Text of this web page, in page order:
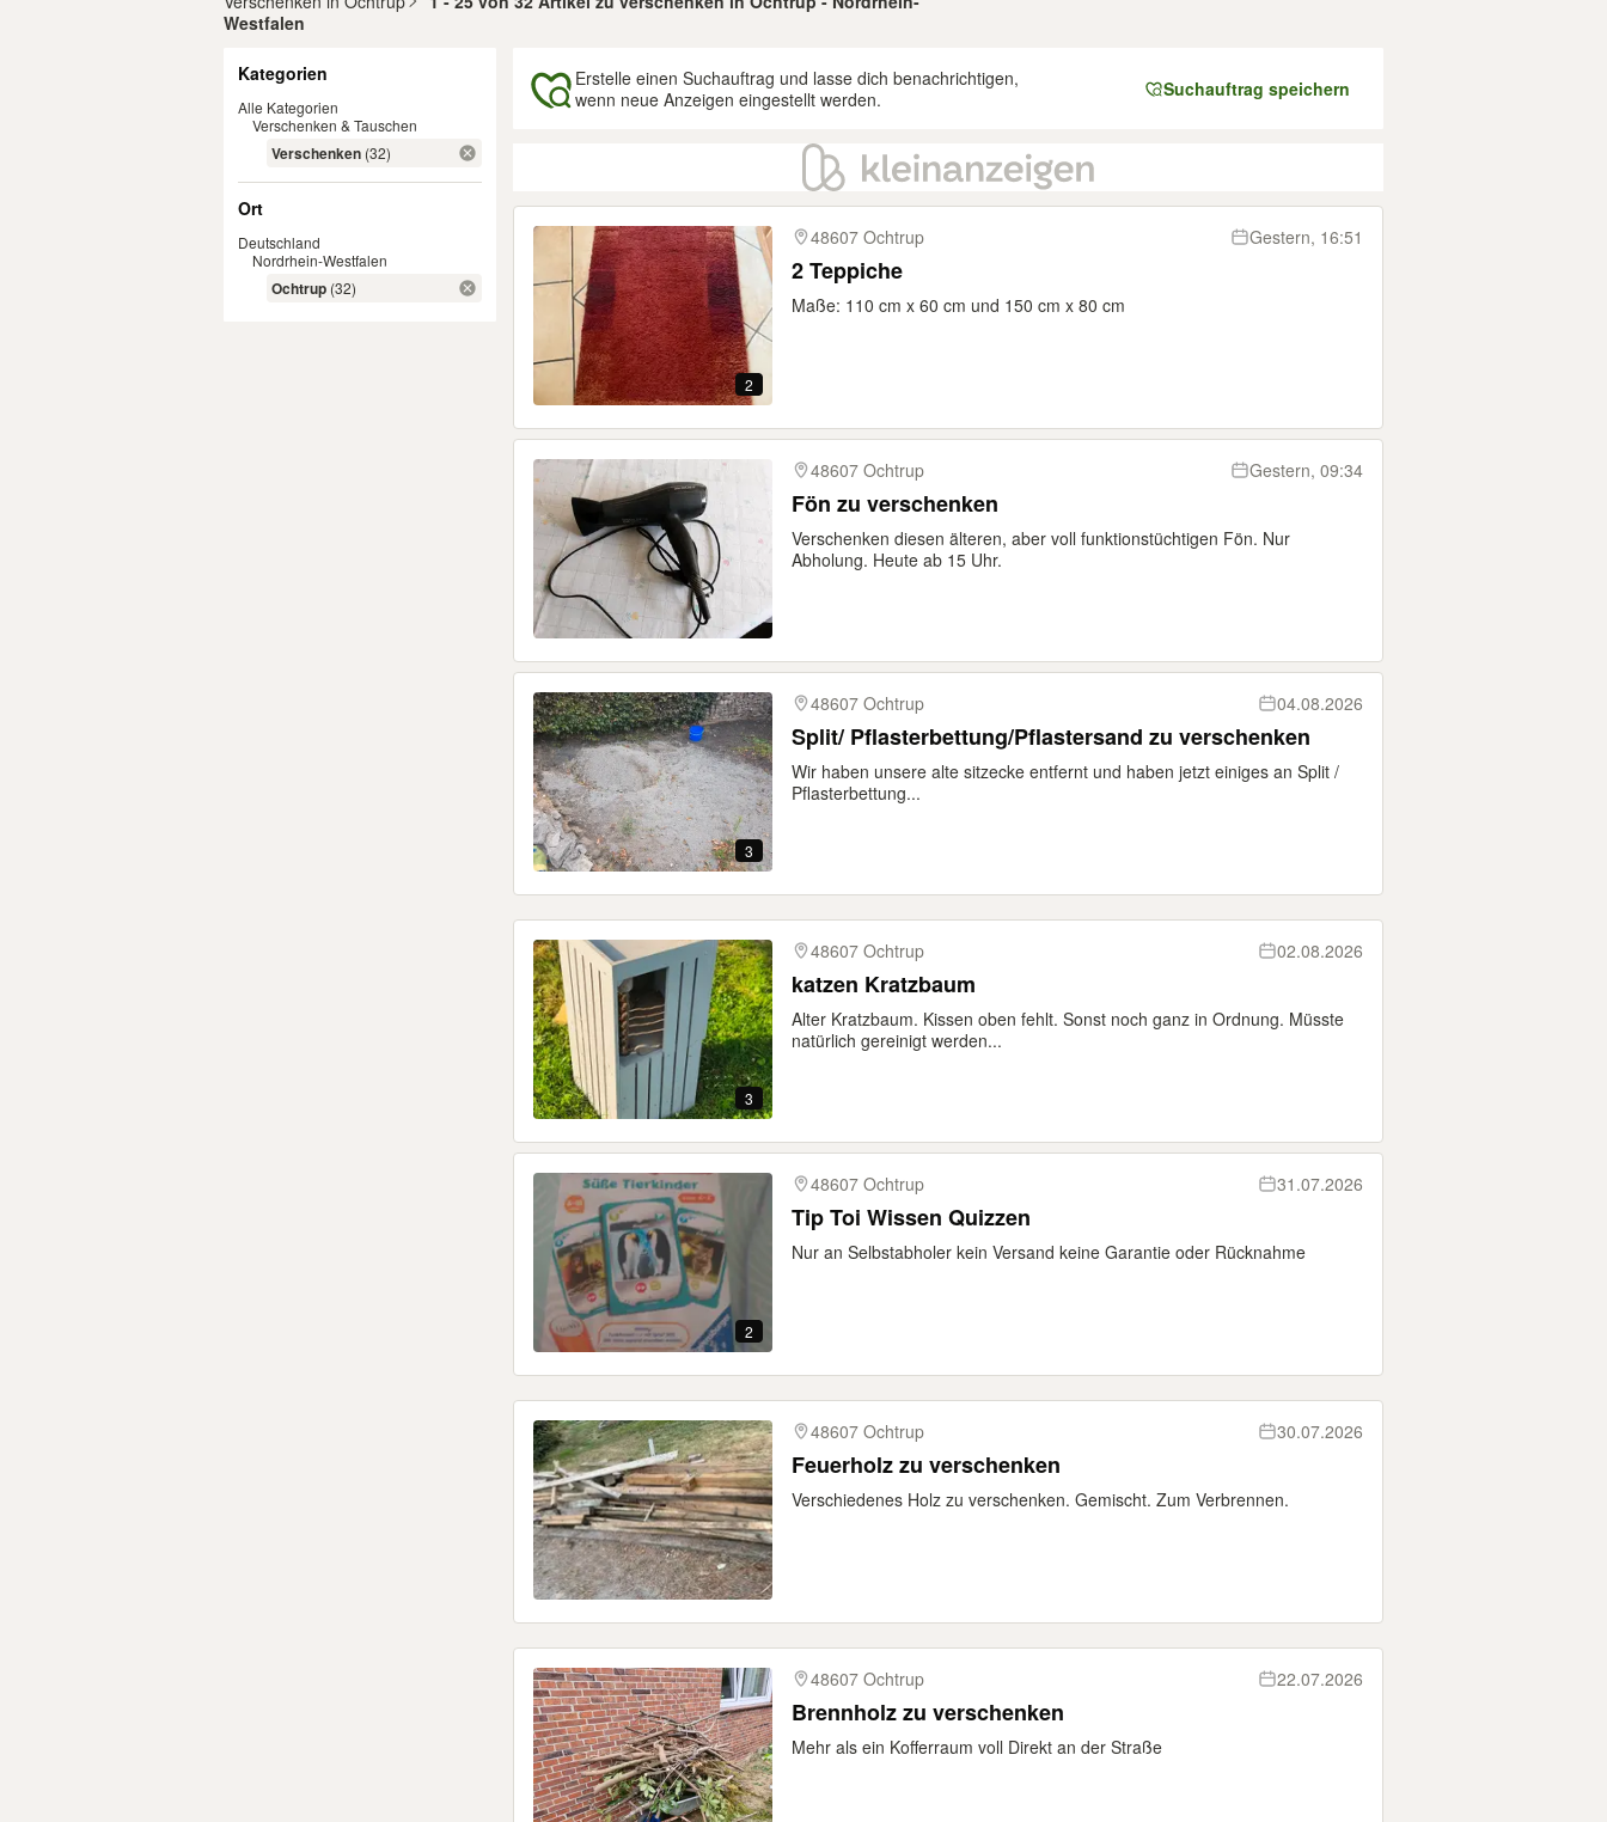
Westfalen
Kategorien
Alle Kategorien
Verschenken & Tauschen
Verschenken (32)
Ort
Deutschland
Nordrhein-Westfalen
Ochtrup (32)
Erstelle einen Suchauftrag und lasse dich benachrichtigen,
wenn neue Anzeigen eingestellt werden.
Suchauftrag speichern
Ergebnisse
2
48607 Ochtrup Gestern, 16:51
2 Teppiche
Maße: 110 cm x 60 cm und 150 cm x 80 cm
48607 Ochtrup Gestern, 09:34
Fön zu verschenken
Verschenken diesen älteren, aber voll funktionstüchtigen Fön. Nur
Abholung. Heute ab 15 Uhr.
3
48607 Ochtrup 04.08.2026
Split/ Pflasterbettung/Pflastersand zu verschenken
Wir haben unsere alte sitzecke entfernt und haben jetzt einiges an Split /
Pflasterbettung...
3
48607 Ochtrup 02.08.2026
katzen Kratzbaum
Alter Kratzbaum. Kissen oben fehlt. Sonst noch ganz in Ordnung. Müsste
natürlich gereinigt werden...
2
48607 Ochtrup 31.07.2026
Tip Toi Wissen Quizzen
Nur an Selbstabholer kein Versand keine Garantie oder Rücknahme
48607 Ochtrup 30.07.2026
Feuerholz zu verschenken
Verschiedenes Holz zu verschenken. Gemischt. Zum Verbrennen.
48607 Ochtrup 22.07.2026
Brennholz zu verschenken
Mehr als ein Kofferraum voll Direkt an der Straße